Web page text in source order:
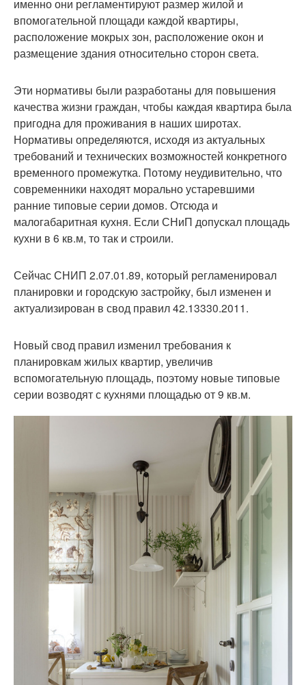
именно они регламентируют размер жилой и
впомогательной площади каждой квартиры,
расположение мокрых зон, расположение окон и
размещение здания относительно сторон света.
Эти нормативы были разработаны для повышения
качества жизни граждан, чтобы каждая квартира была
пригодна для проживания в наших широтах.
Нормативы определяются, исходя из актуальных
требований и технических возможностей конкретного
временного промежутка. Потому неудивительно, что
современники находят морально устаревшими
ранние типовые серии домов. Отсюда и
малогабаритная кухня. Если СНиП допускал площадь
кухни в 6 кв.м, то так и строили.
Сейчас СНИП 2.07.01.89, который регламенировал
планировки и городскую застройку, был изменен и
актуализирован в свод правил 42.13330.2011.
Новый свод правил изменил требования к
планировкам жилых квартир, увеличив
вспомогательную площадь, поэтому новые типовые
серии возводят с кухнями площадью от 9 кв.м.